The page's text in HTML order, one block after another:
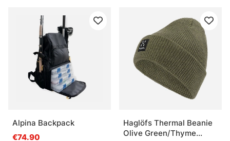
Alpina Backpack
€74.90
Haglöfs Thermal Beanie
Olive Green/Thyme